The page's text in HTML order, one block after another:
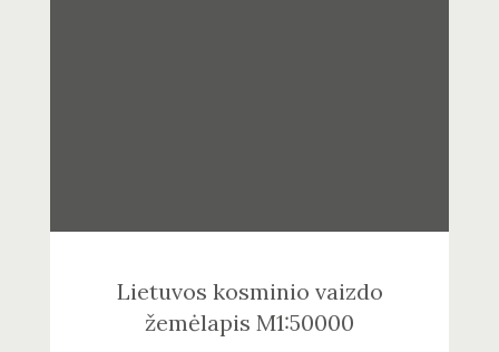
Lietuvos kosminio vaizdo
žemėlapis M1:50000